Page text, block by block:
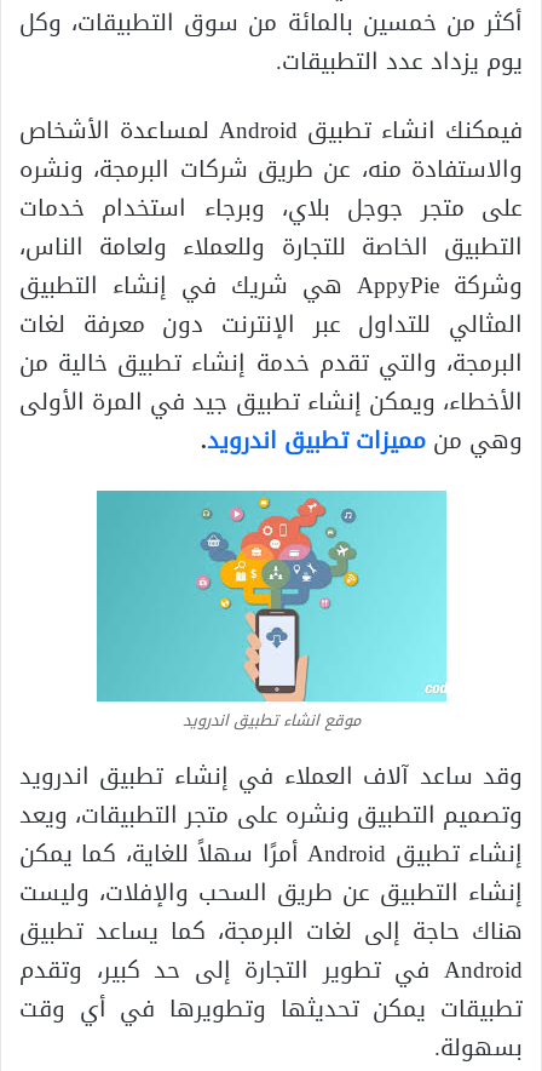
أكثر من خمسين بالمائة من سوق التطبيقات، وكل
يوم يزداد عدد التطبيقات.
فيمكنك انشاء تطبيق Android لمساعدة الأشخاص
والاستفادة منه، عن طريق شركات البرمجة، ونشره
على متجر جوجل بلاي، وبرجاء استخدام خدمات
التطبيق الخاصة للتجارة وللعملاء ولعامة الناس،
وشركة AppyPie هي شريك في إنشاء التطبيق
المثالي للتداول عبر الإنترنت دون معرفة لغات
البرمجة، والتي تقدم خدمة إنشاء تطبيق خالية من
الأخطاء، ويمكن إنشاء تطبيق جيد في المرة الأولى
وهي منمميزات تطبيق اندرويد.
موقع انشاء تطبيق اندرويد
وقد ساعد آلاف العملاء في إنشاء تطبيق اندرويد
وتصميم التطبيق ونشره على متجر التطبيقات، ويعد
إنشاء تطبيق Android أمرًا سهلاً للغاية، كما يمكن
إنشاء التطبيق عن طريق السحب والإفلات، وليست
هناك حاجة إلى لغات البرمجة، كما يساعد تطبيق
Android في تطوير التجارة إلى حد كبير، وتقدم
تطبيقات يمكن تحديثها وتطويرها في أي وقت
بسهولة.